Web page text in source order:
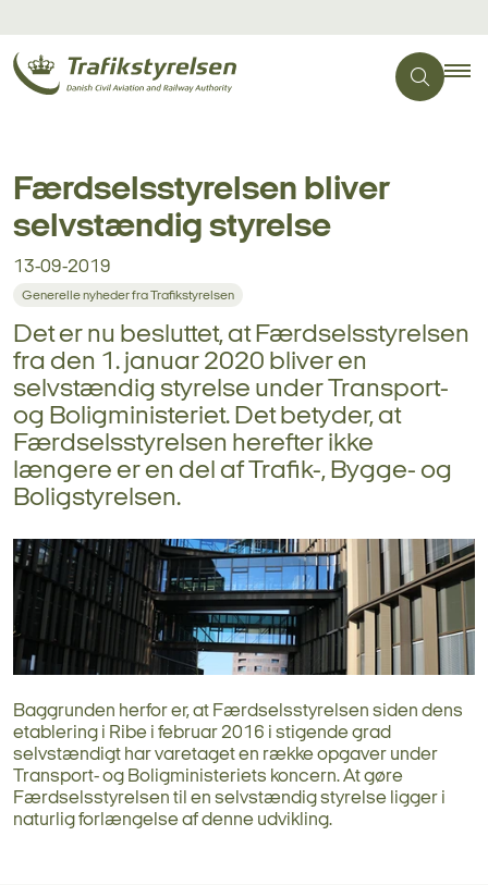
Færdselsstyrelsen bliver
selvstændig styrelse
13-09-2019
Generelle nyheder fra Trafikstyrelsen
Det er nu besluttet, at Færdselsstyrelsen
fra den 1. januar 2020 bliver en
selvstændig styrelse under Transport-
og Boligministeriet. Det betyder, at
Færdselsstyrelsen herefter ikke
længere er en del af Trafik-, Bygge- og
Boligstyrelsen.
Baggrunden herfor er, at Færdselsstyrelsen siden dens
etablering i Ribe i februar 2016 i stigende grad
selvstændigt har varetaget en række opgaver under
Transport- og Boligministeriets koncern. At gøre
Færdselsstyrelsen til en selvstændig styrelse ligger i
naturlig forlængelse af denne udvikling.